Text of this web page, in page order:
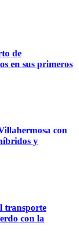
de
en sus primeros
con
y
transporte
con la